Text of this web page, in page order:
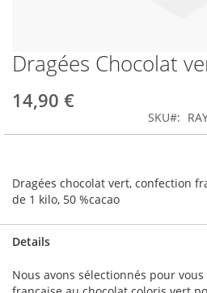
Skip
to
the
beginning
Dragées Chocolat
14,90 €
SKU
Dragées chocolat vert, confection
de 1 kilo, 50 %cacao
Details
Nous avons sélectionnés pour